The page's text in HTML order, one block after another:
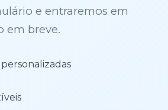
e entraremos em
em breve.